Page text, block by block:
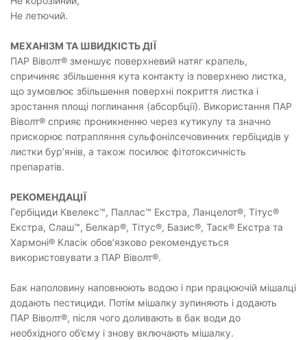
Не летючий.
МЕХАНІЗМ ТА ШВИДКІСТЬ ДІЇ
ПАР Віволт® зменшує поверхневий натяг крапель,
спричиняє збільшення кута контакту із поверхнею листка,
що зумовлює збільшення поверхні покриття листка і
зростання площі поглинання (абсорбції). Використання ПАР
Віволт® сприяє проникненню через кутикулу та значно
прискорює потрапляння сульфонілсечовинних гербіцидів у
листки бур’янів, а також посилює фітотоксичність
препаратів.
РЕКОМЕНДАЦІЇ
Гербіциди Квелекс™, Паллас™ Екстра, Ланцелот®, Тітус®
Екстра, Слаш™, Белкар®, Тітус®, Базис®, Таск® Екстра та
Хармоні® Класік обов’язково рекомендується
використовувати з ПАР Віволт®.
Бак наполовину наповнюють водою і при працюючій мішалці
додають пестициди. Потім мішалку зупиняють і додають
ПАР Віволт®, після чого доливають в бак води до
необхідного об’єму і знову включають мішалку.